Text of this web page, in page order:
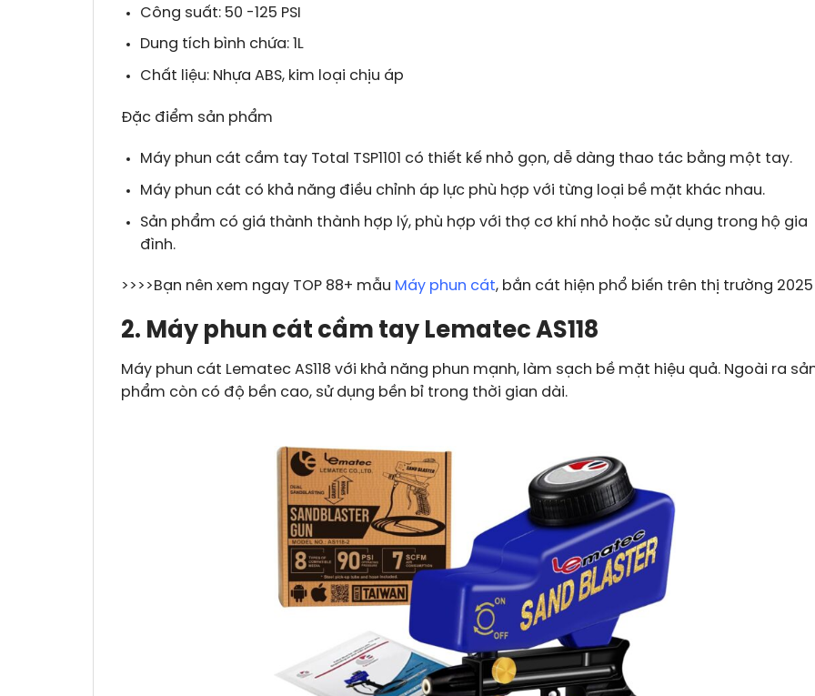
Công suất: 50 -125 PSI
Dung tích bình chứa: 1L
Chất liệu: Nhựa ABS, kim loại chịu áp
Đặc điểm sản phẩm
Máy phun cát cầm tay Total TSP1101 có thiết kế nhỏ gọn, dễ dàng thao tác bằng một tay.
Máy phun cát có khả năng điều chỉnh áp lực phù hợp với từng loại bề mặt khác nhau.
Sản phẩm có giá thành thành hợp lý, phù hợp với thợ cơ khí nhỏ hoặc sử dụng trong hộ gia
đình.
>>>>Bạn nên xem ngay TOP 88+ mẫu Máy phun cát, bắn cát hiện phổ biến trên thị trường 2025
2. Máy phun cát cầm tay Lematec AS118
Máy phun cát Lematec AS118 với khả năng phun mạnh, làm sạch bề mặt hiệu quả. Ngoài ra
phẩm còn có độ bền cao, sử dụng bền bỉ trong thời gian dài.